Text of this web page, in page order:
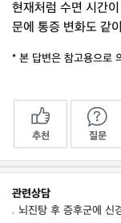
현재처럼 수면 시간
문에 통증 변화도 같
* 본 답변은 참고용으로
추천 질문
관련상담
뇌진탕 후 증후군에 신